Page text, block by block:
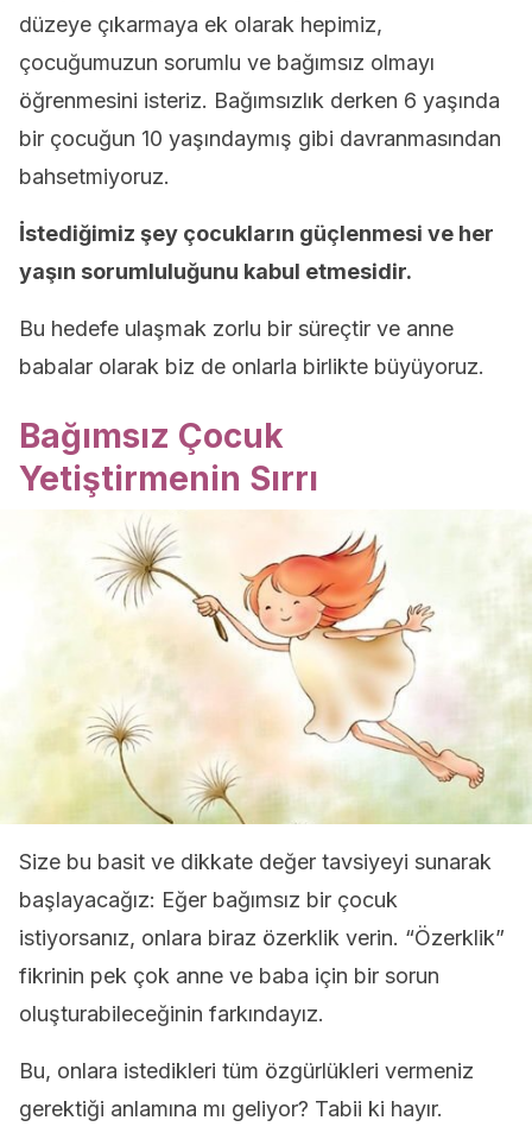
düzeye çıkarmaya ek olarak hepimiz,
çocuğumuzun sorumlu ve bağımsız olmayı
öğrenmesini isteriz. Bağımsızlık derken 6 yaşında
bir çocuğun 10 yaşındaymış gibi davranmasından
bahsetmiyoruz.
İstediğimiz şey çocukların güçlenmesi ve her
yaşın sorumluluğunu kabul etmesidir.
Bu hedefe ulaşmak zorlu bir süreçtir ve anne
babalar olarak biz de onlarla birlikte büyüyoruz.
Bağımsız Çocuk
Yetiştirmenin Sırrı
Size bu basit ve dikkate değer tavsiyeyi sunarak
başlayacağız: Eğer bağımsız bir çocuk
istiyorsanız, onlara biraz özerklik verin. “Özerklik”
fikrinin pek çok anne ve baba için bir sorun
oluşturabileceğinin farkındayız.
Bu, onlara istedikleri tüm özgürlükleri vermeniz
gerektiği anlamına mı geliyor? Tabii ki hayır.